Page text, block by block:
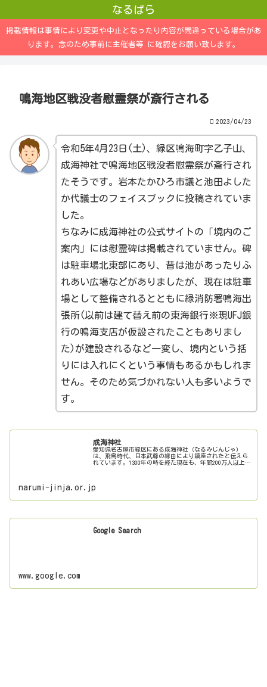
なるぱら
掲載情報は事情により変更や中止となったり内容が間違っている場合があ
ります。念のため事前に主催者等 に確認をお願い致します。
鳴海地区戦没者慰霊祭が斎行される
2023/04/23
令和5年4月23日(土)、緑区鳴海町字乙子山、
成海神社で鳴海地区戦没者慰霊祭が斎行され
たそうです。岩本たかひろ市議と池田よした
か代議士のフェイスブックに投稿されていま
した。
ちなみに成海神社の公式サイトの「境内のご
案内」には慰霊碑は掲載されていません。碑
は駐車場北東部にあり、昔は池があったりふ
れあい広場などがありましたが、現在は駐車
場として整備されるとともに緑消防署鳴海出
張所(以前は建て替え前の東海銀行※現UFJ銀
行の鳴海支店が仮設されたこともありまし
た)が建設されるなど一変し、境内という括
りには入れにくという事情もあるかもしれま
せん。そのため気づかれない人も多いようで
す。
成海神社
愛知県名古屋市緑区にある成海神社（なるみじんじゃ）
は、飛鳥時代、日本武尊の縁由により鎮座されたと伝えら
れています。1300年の時を経た現在も、年間200万人以上の
narumi-jinja.or.jp
Google Search
www.google.com